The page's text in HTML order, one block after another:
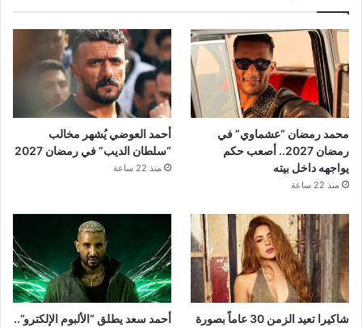
محمد رمضان “عشماوي” في
رمضان 2027.. أصعب حكم
يواجهه داخل بيته
منذ 22 ساعة
أحمد العوضي يُشهر مخالب
“سلطان الديب” في رمضان 2027
منذ 22 ساعة
شاكيرا تعيد الزمن 30 عاماً بصورة أحمد سعد يطلق “الألبوم الإلكترو”..